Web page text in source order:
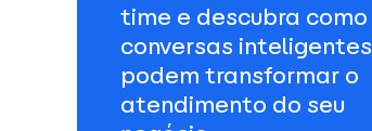
time e descubra como
conversas inteligentes
podem transformar o
atendimento do seu